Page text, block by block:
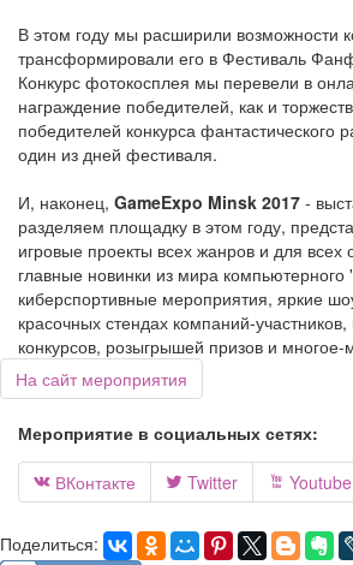
В этом году мы расширили возможности
трансформировали его в Фестиваль
Конкурс фотокосплея мы перевели в
награждение победителей, как и
победителей конкурса фантастического
один из дней фестиваля.
И, наконец, GameExpo Minsk 2017 -
разделяем площадку в этом году,
игровые проекты всех жанров и для
главные новинки из мира компьютерного
киберспортивные мероприятия, яркие
красочных стендах компаний-
конкурсов, розыгрышей призов и многое-
На сайт мероприятия
Мероприятие в социальных сетях:
 ВКонтакте  Twitter  Youtube
Поделиться: